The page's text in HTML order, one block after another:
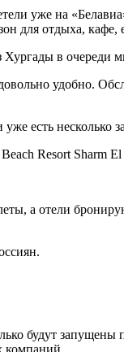
уже на
для отдыха, кафе,
в очереди
удобно.
есть
Resort Sharm
а отели
будут
компаний.